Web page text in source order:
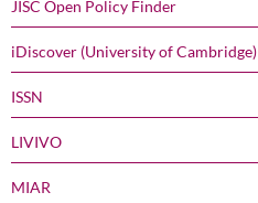
JISC Open Policy Finder
iDiscover (University of Cambridge)
ISSN
LIVIVO
MIAR